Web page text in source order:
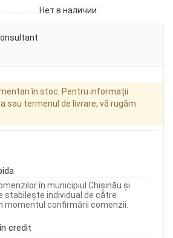
Нет в наличии
în stoc. Pentru informații
sau termenul de livrare, vă rugăm
în municipiul Chișinău și
stabilește individual de către
momentul confirmării comenzii.
credit